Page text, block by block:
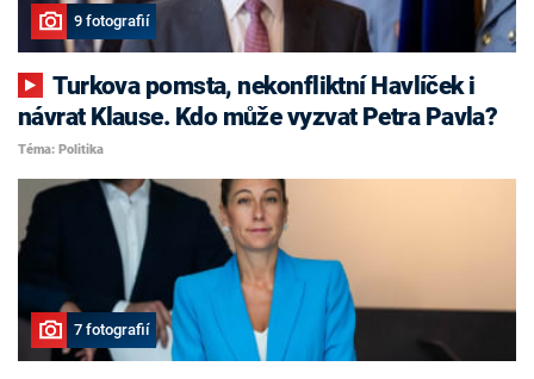
9 fotografií
Turkova pomsta, nekonfliktní Havlíček i
návrat Klause. Kdo může vyzvat Petra Pavla?
Téma: Politika
7 fotografií